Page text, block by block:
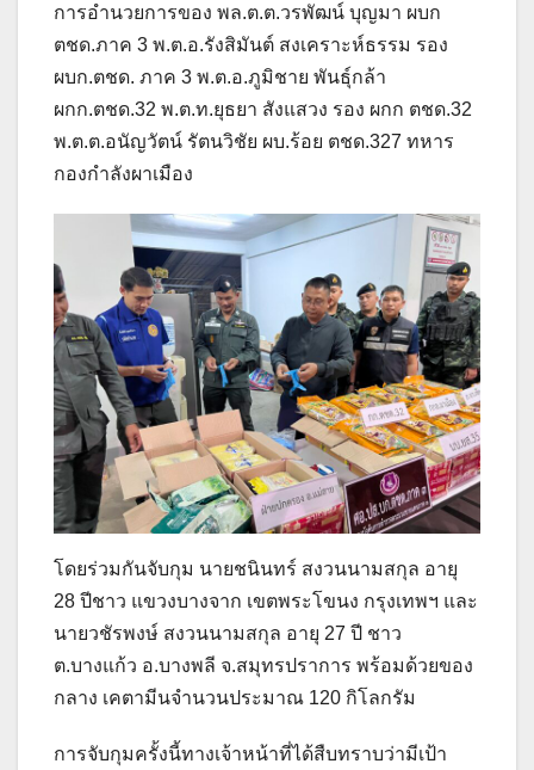
การอำนวยการของ พล.ต.ต.วรพัฒน์ บุญมา ผบก
ตชด.ภาค 3 พ.ต.อ.รังสิมันต์ สงเคราะห์ธรรม รอง
ผบก.ตชด. ภาค 3 พ.ต.อ.ภูมิชาย พันธุ์กล้า
ผกก.ตชด.32 พ.ต.ท.ยุธยา สังแสวง รอง ผกก ตชด.32
พ.ต.ต.อนัญวัตน์ รัตนวิชัย ผบ.ร้อย ตชด.327 ทหาร
กองกำลังผาเมือง
โดยร่วมกันจับกุม นายชนินทร์ สงวนนามสกุล อายุ
28 ปีชาว แขวงบางจาก เขตพระโขนง กรุงเทพฯ และ
นายวชัรพงษ์ สงวนนามสกุล อายุ 27 ปี ชาว
ต.บางแก้ว อ.บางพลี จ.สมุทรปราการ พร้อมด้วยของ
กลาง เคตามีนจำนวนประมาณ 120 กิโลกรัม
การจับกุมครั้งนี้ทางเจ้าหน้าที่ได้สืบทราบว่ามีเป้า